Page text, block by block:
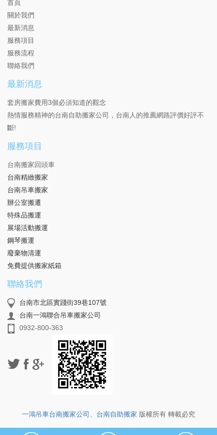
首頁
關於我們
最新消息
服務項目
服務流程
聯絡我們
最新消息
套房搬家費用3個必須知道的觀念
熱情服務精神的台南自助搬家公司，台南人的推薦網路評價好評不
斷!
服務項目
台南搬家回頭車
台南精緻搬家
台南吊車搬家
辦公室搬遷
特殊品搬運
展場活動搬運
鋼琴搬運
廢棄物清運
免費提供搬家紙箱
聯絡我們
台南市北區實踐街39巷107號
台南一鴻聯合吊車搬家公司
0932-800-363
一鴻吊車台南搬家公司 台南自助搬家 版權所有 轉載必究